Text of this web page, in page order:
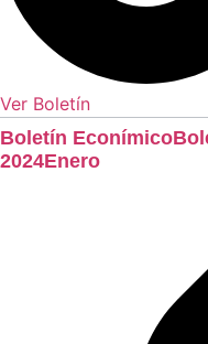
Ver Boletín
Boletín
2024Enero